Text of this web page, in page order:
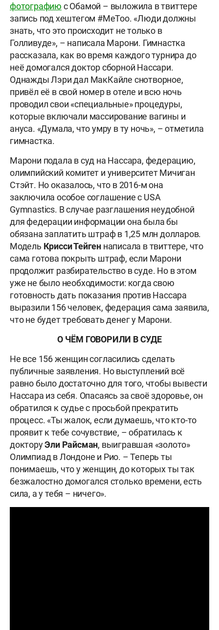
фотографию с Обамой – выложила в твиттере
запись под хештегом #MeToo. «Люди должны
знать, что это происходит не только в
Голливуде», – написала Марони. Гимнастка
рассказала, как во время каждого турнира до
неё домогался доктор сборной Нассари.
Однажды Лэри дал МакКайле снотворное,
привёл её в свой номер в отеле и всю ночь
проводил свои «специальные» процедуры,
которые включали массирование вагины и
ануса. «Думала, что умру в ту ночь», – отметила
гимнастка.
Марони подала в суд на Нассара, федерацию,
олимпийский комитет и университет Мичиган
Стэйт. Но оказалось, что в 2016-м она
заключила особое соглашение с USA
Gymnastics. В случае разглашения неудобной
для федерации информации она была бы
обязана заплатить штраф в 1,25 млн долларов.
Модель Крисси Тейген написала в твиттере, что
сама готова покрыть штраф, если Марони
продолжит разбирательство в суде. Но в этом
уже не было необходимости: когда свою
готовность дать показания против Нассара
выразили 156 человек, федерация сама заявила,
что не будет требовать денег у Марони.
О ЧЁМ ГОВОРИЛИ В СУДЕ
Не все 156 женщин согласились сделать
публичные заявления. Но выступлений всё
равно было достаточно для того, чтобы вывести
Нассара из себя. Опасаясь за своё здоровье, он
обратился к судье с просьбой прекратить
процесс. «Ты жалок, если думаешь, что кто-то
проявит к тебе сочувствие, – обратилась к
докторуЭли Райсман, выигравшая «золото»
Олимпиад в Лондоне и Рио. – Теперь ты
понимаешь, что у женщин, до которых ты так
безжалостно домогался столько времени, есть
сила, а у тебя – ничего».